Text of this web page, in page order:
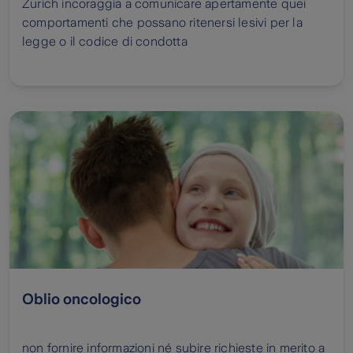
Zurich incoraggia a comunicare apertamente quei
comportamenti che possano ritenersi lesivi per la
legge o il codice di condotta
Oblio oncologico
non fornire informazioni né subire richieste in merito a